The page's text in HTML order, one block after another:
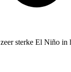
sterke El Niño in